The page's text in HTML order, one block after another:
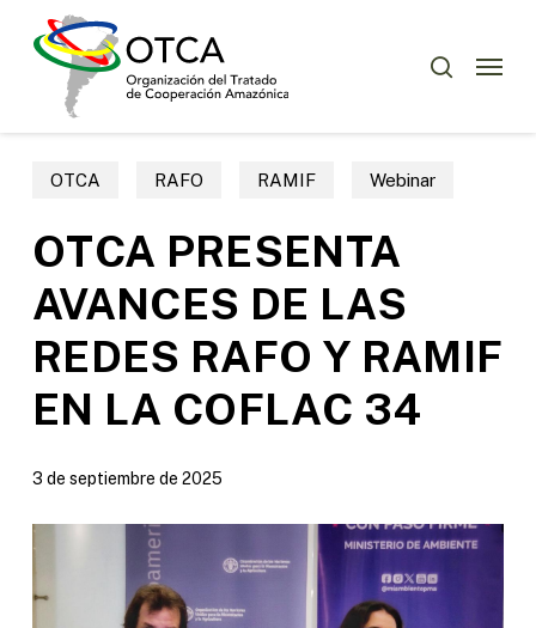
Menu
OTCA RAFO RAMIF Webinar
OTCA PRESENTA
AVANCES DE LAS
REDES RAFO Y RAMIF
EN LA COFLAC 34
3 de septiembre de 2025